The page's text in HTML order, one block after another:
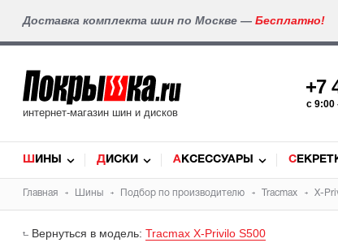
Доставка комплекта шин по Москве — Бесплатно!
интернет-магазин шин и дисков
+7
c 9:00
ШИНЫ ДИСКИ АКСЕССУАРЫ
Главная Шины Подбор по производителю Tracmax X-
Вернуться в модель: Tracmax X-Privilo S500